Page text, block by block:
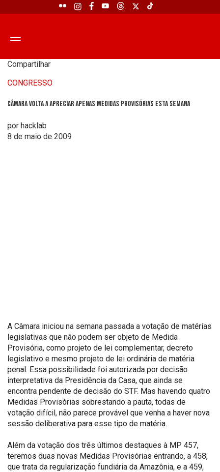
Compartilhar
CONGRESSO
Câmara volta a apreciar apenas Medidas Provisórias esta semana
por hacklab
8 de maio de 2009
A Câmara iniciou na semana passada a votação de matérias
legislativas que não podem ser objeto de Medida
Provisória, como projeto de lei complementar, decreto
legislativo e mesmo projeto de lei ordinária de matéria
penal. Essa possibilidade foi autorizada por decisão
interpretativa da Presidência da Casa, que ainda se
encontra pendente de decisão do STF. Mas havendo quatro
Medidas Provisórias sobrestando a pauta, todas de
votação difícil, não parece provável que venha a haver nova
sessão deliberativa para esse tipo de matéria.
Além da votação dos três últimos destaques à MP 457,
teremos duas novas Medidas Provisórias entrando, a 458,
que trata da regularização fundiária da Amazônia, e a 459,